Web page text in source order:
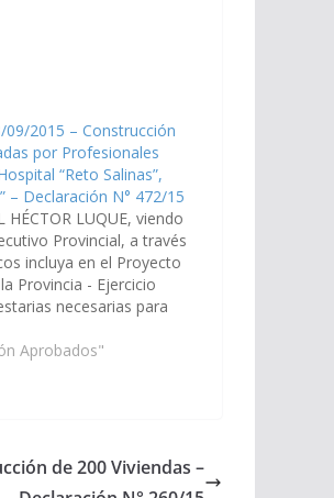
09/2015 – Construcción
por Profesionales
“Reto Salinas”,
– Declaración N° 472/15
LUQUE, viendo
Provincial, a través
incluya en el Proyecto
Provincia - Ejercicio
necesarias para
de Viviendas, para
Aprobados"
de 200 Viviendas –